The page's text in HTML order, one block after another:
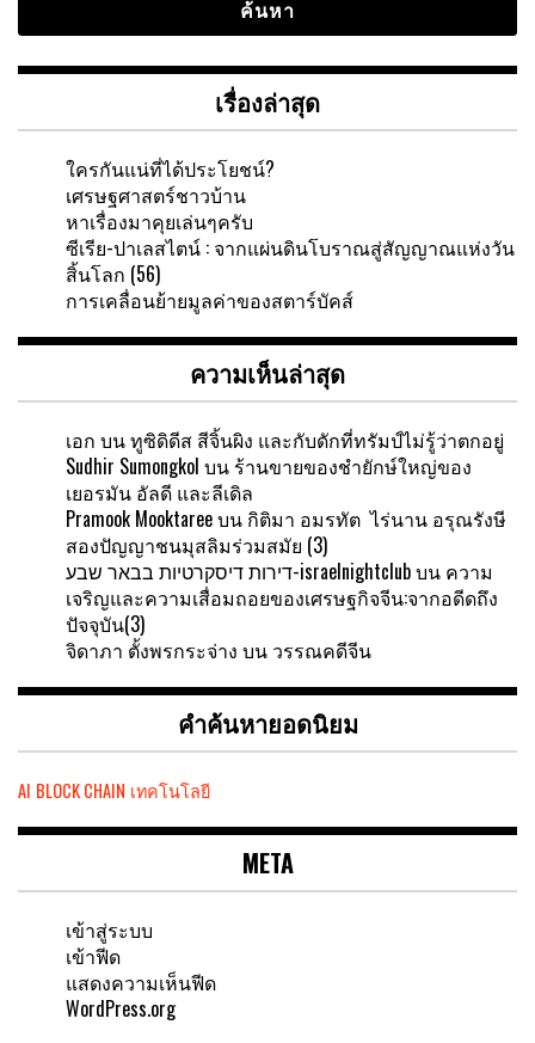
เรื่องล่าสุด
ใครกันแน่ที่ได้ประโยชน์?
เศรษฐศาสตร์ชาวบ้าน
หาเรื่องมาคุยเล่นๆครับ
ซีเรีย-ปาเลสไตน์ : จากแผ่นดินโบราณสู่สัญญาณแห่งวัน
สิ้นโลก (56)
การเคลื่อนย้ายมูลค่าของสตาร์บัคส์
ความเห็นล่าสุด
เอก บนทูซิดิดีส สีจิ้นผิง และกับดักที่ทรัมป์ไม่รู้ว่าตกอยู่
Sudhir Sumongkol บน ร้านขายของชำยักษ์ใหญ่ของ
เยอรมัน อัลดี และลีเดิล
Pramook Mooktareeบน กิติมา อมรทัต ไร่นาน อรุณรังษี
สองปัญญาชนมุสลิมร่วมสมัย (3)
דירות דיסקרטיות בבאר שבע-israelnightclubบน ความ
เจริญและความเสื่อมถอยของเศรษฐกิจจีน:จากอดีดถึง
ปัจจุบัน(3)
จิดาภา ตั้งพรกระจ่าง บน วรรณคดีจีน
คำค้นหายอดนิยม
AI BLOCK CHAIN เทคโนโลยี
META
เข้าสู่ระบบ
เข้าฟีด
แสดงความเห็นฟีด
WordPress.org